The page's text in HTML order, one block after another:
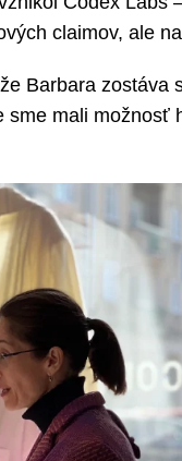
claimov, ale
Barbara
sme mali